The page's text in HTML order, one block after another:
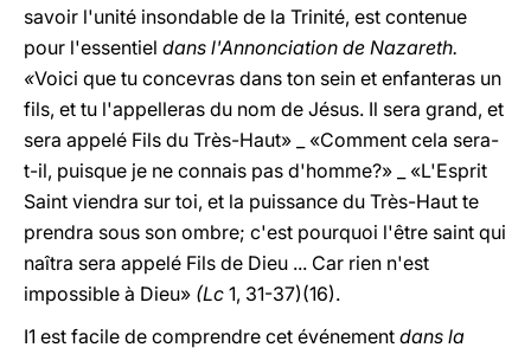
savoir l'unité insondable de la Trinité, est contenue
pour l'essentiel dans l'Annonciation de Nazareth.
«Voici que tu concevras dans ton sein et enfanteras un
fils, et tu l'appelleras du nom de Jésus. Il sera grand, et
sera appelé Fils du Très-Haut» _ «Comment cela sera-
t-il, puisque je ne connais pas d'homme?» _ «L'Esprit
Saint viendra sur toi, et la puissance du Très-Haut te
prendra sous son ombre; c'est pourquoi l'être saint qui
naîtra sera appelé Fils de Dieu ... Car rien n'est
impossible à Dieu» (Lc 1, 31-37)(16).
I1 est facile de comprendre cet événement dans la